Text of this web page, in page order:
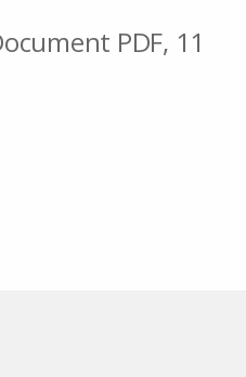
PDF, 11